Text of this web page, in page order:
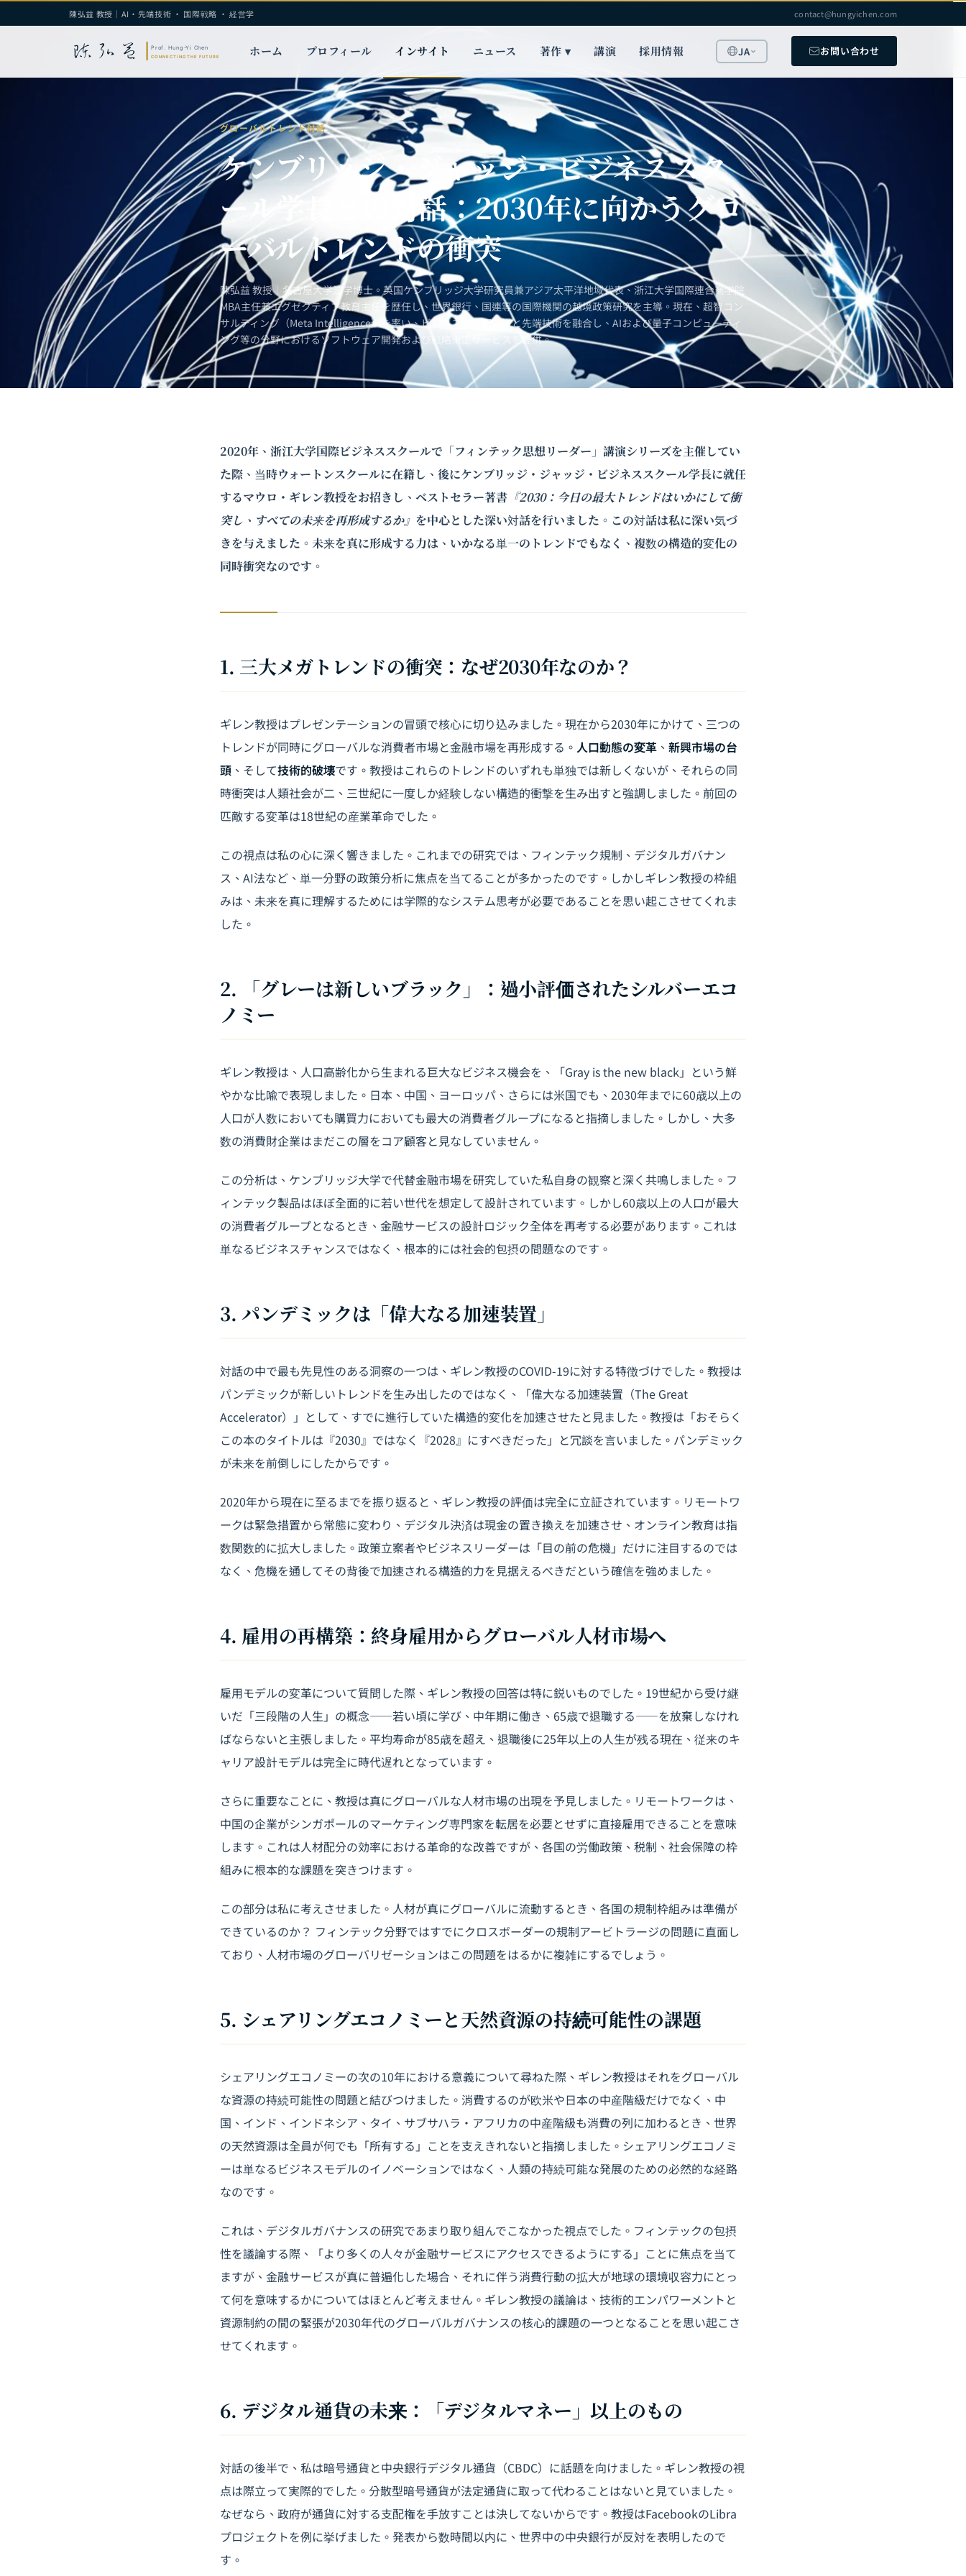
陳弘益 教授｜AI・先端技術 · 国際戦略 · 経営学 contact@hungyichen.com
ホーム プロフィール インサイト ニュース 著作 ▾ 講演 採用情報 JA お問い合わせ
グローバルトレンド対話
ケンブリッジ・ジャッジ・ビジネススク
ール学長との対話：2030年に向かうグロ
ーバルトレンドの衝突
陳弘益 教授｜名古屋大学法学博士。英国ケンブリッジ大学研究員兼アジア太平洋地域代表、浙江大学国際連合商学院
MBA主任兼エグゼクティブ教育主任を歴任し、世界銀行、国連等の国際機関の越境政策研究を主導。現在、超智コン
サルティング（Meta Intelligence）を率い、ビジネスの専門知識と先端技術を融合し、AIおよび量子コンピューティ
ング等の分野におけるソフトウェア開発および戦略策定サービスを提供。
2020年、浙江大学国際ビジネススクールで「フィンテック思想リーダー」講演シリーズを主催してい
た際、当時ウォートンスクールに在籍し、後にケンブリッジ・ジャッジ・ビジネススクール学長に就任
するマウロ・ギレン教授をお招きし、ベストセラー著書 『2030：今日の最大トレンドはいかにして衝
突し、すべての未来を再形成するか』 を中心とした深い対話を行いました。この対話は私に深い気づ
きを与えました。未来を真に形成する力は、いかなる単一のトレンドでもなく、複数の構造的変化の
同時衝突なのです。
1. 三大メガトレンドの衝突：なぜ2030年なのか？
ギレン教授はプレゼンテーションの冒頭で核心に切り込みました。現在から2030年にかけて、三つの
トレンドが同時にグローバルな消費者市場と金融市場を再形成する。 人口動態の変革 、 新興市場の台
頭 、そして技術的破壊です。教授はこれらのトレンドのいずれも単独では新しくないが、それらの同
時衝突は人類社会が二、三世紀に一度しか経験しない構造的衝撃を生み出すと強調しました。前回の
匹敵する変革は18世紀の産業革命でした。
この視点は私の心に深く響きました。これまでの研究では、 フィンテック規制 、デジタルガバナン
ス、AI法など、単一分野の政策分析に焦点を当てることが多かったのです。しかしギレン教授の枠組
みは、未来を真に理解するためには学際的なシステム思考が必要であることを思い起こさせてくれま
した。
2. 「グレーは新しいブラック」：過小評価されたシルバーエコ
ノミー
ギレン教授は、人口高齢化から生まれる巨大なビジネス機会を、「Gray is the new black」という鮮
やかな比喩で表現しました。日本、中国、ヨーロッパ、さらには米国でも、2030年までに60歳以上の
人口が人数においても購買力においても最大の消費者グループになると指摘しました。しかし、大多
数の消費財企業はまだこの層をコア顧客と見なしていません。
この分析は、ケンブリッジ大学で代替金融市場を研究していた私自身の観察と深く共鳴しました。フ
ィンテック製品はほぼ全面的に若い世代を想定して設計されています。しかし60歳以上の人口が最大
の消費者グループとなるとき、金融サービスの設計ロジック全体を再考する必要があります。これは
単なるビジネスチャンスではなく、根本的には社会的包摂の問題なのです。
3. パンデミックは「偉大なる加速装置」
対話の中で最も先見性のある洞察の一つは、ギレン教授のCOVID-19に対する特徴づけでした。教授は
パンデミックが新しいトレンドを生み出したのではなく、「偉大なる加速装置（The Great
Accelerator）」として、すでに進行していた構造的変化を加速させたと見ました。教授は「おそらく
この本のタイトルは 『2030』 ではなく 『2028』 にすべきだった」と冗談を言いました。パンデミック
が未来を前倒しにしたからです。
2020年から現在に至るまでを振り返ると、ギレン教授の評価は完全に立証されています。リモートワ
ークは緊急措置から常態に変わり、デジタル決済は現金の置き換えを加速させ、オンライン教育は指
数関数的に拡大しました。政策立案者やビジネスリーダーは「目の前の危機」だけに注目するのでは
なく、危機を通してその背後で加速される構造的力を見据えるべきだという確信を強めました。
4. 雇用の再構築：終身雇用からグローバル人材市場へ
雇用モデルの変革について質問した際、ギレン教授の回答は特に鋭いものでした。19世紀から受け継
いだ「三段階の人生」の概念――若い頃に学び、中年期に働き、65歳で退職する――を放棄しなけれ
ばならないと主張しました。平均寿命が85歳を超え、退職後に25年以上の人生が残る現在、従来のキ
ャリア設計モデルは完全に時代遅れとなっています。
さらに重要なことに、教授は真にグローバルな人材市場の出現を予見しました。リモートワークは、
中国の企業がシンガポールのマーケティング専門家を転居を必要とせずに直接雇用できることを意味
します。これは人材配分の効率における革命的な改善ですが、各国の労働政策、税制、社会保障の枠
組みに根本的な課題を突きつけます。
この部分は私に考えさせました。人材が真にグローバルに流動するとき、各国の規制枠組みは準備が
できているのか？ フィンテック分野ではすでにクロスボーダーの規制アービトラージの問題に直面し
ており、人材市場のグローバリゼーションはこの問題をはるかに複雑にするでしょう。
5. シェアリングエコノミーと天然資源の持続可能性の課題
シェアリングエコノミーの次の10年における意義について尋ねた際、ギレン教授はそれをグローバル
な資源の持続可能性の問題と結びつけました。消費するのが欧米や日本の中産階級だけでなく、中
国、インド、インドネシア、タイ、サブサハラ・アフリカの中産階級も消費の列に加わるとき、世界
の天然資源は全員が何でも「所有する」ことを支えきれないと指摘しました。シェアリングエコノミ
ーは単なるビジネスモデルのイノベーションではなく、人類の持続可能な発展のための必然的な経路
なのです。
これは、デジタルガバナンスの研究であまり取り組んでこなかった視点でした。フィンテックの包摂
性を議論する際、「より多くの人々が金融サービスにアクセスできるようにする」ことに焦点を当て
ますが、金融サービスが真に普遍化した場合、それに伴う消費行動の拡大が地球の環境収容力にとっ
て何を意味するかについてはほとんど考えません。ギレン教授の議論は、技術的エンパワーメントと
資源制約の間の緊張が2030年代のグローバルガバナンスの核心的課題の一つとなることを思い起こさ
せてくれます。
6. デジタル通貨の未来：「デジタルマネー」以上のもの
対話の後半で、私は暗号通貨と中央銀行デジタル通貨 （CBDC）に話題を向けました。ギレン教授の視
点は際立って実際的でした。分散型暗号通貨が法定通貨に取って代わることはないと見ていました。
なぜなら、政府が通貨に対する支配権を手放すことは決してないからです。教授はFacebookのLibra
プロジェクトを例に挙げました。発表から数時間以内に、世界中の中央銀行が反対を表明したので
す。